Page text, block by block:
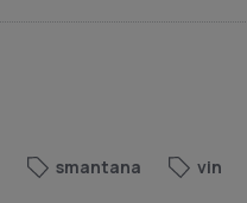
smantana
vin